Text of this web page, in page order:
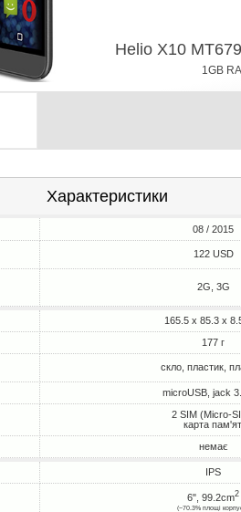
Helio X10
1GB
Характеристики
08 / 2015
122 USD
2G, 3G
165.5 x 85.3 x
177 г
скло, пластик,
microUSB, jack
2 SIM (Micro-
карта
немає
IPS
6", 99.2cm2
(~70.3% площі